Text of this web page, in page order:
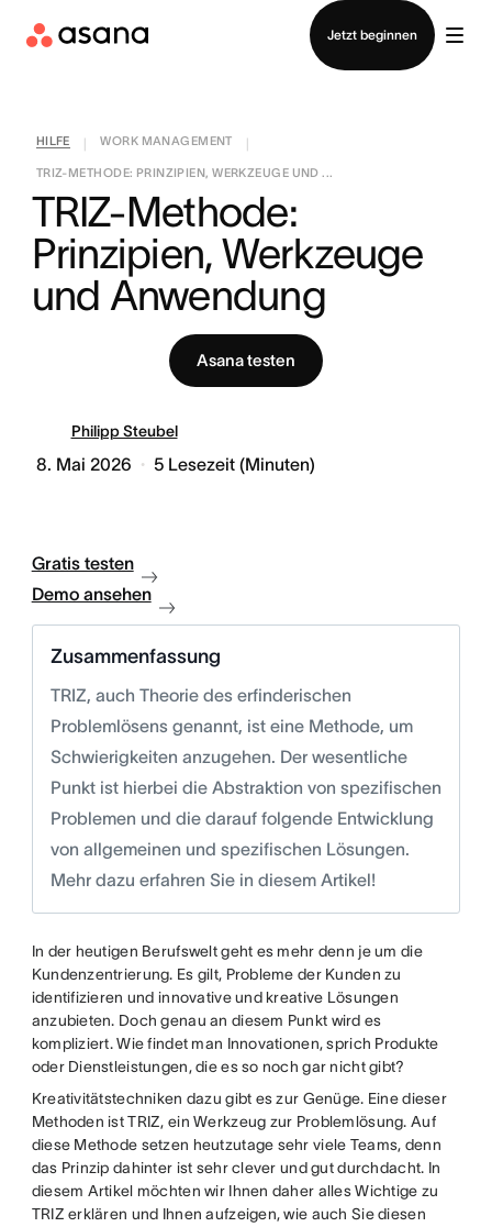
Jetzt beginnen
Vertrieb kontaktieren
HILFE WORK MANAGEMENT
TRIZ-METHODE: PRINZIPIEN, WERKZEUGE UND ...
TRIZ-Methode:
Prinzipien, Werkzeuge
und Anwendung
Asana testen
Philipp Steubel
8. Mai 2026 5 Lesezeit (Minuten)
Gratis testen
Demo ansehen
Zusammenfassung
TRIZ, auch Theorie des erfinderischen
Problemlösens genannt, ist eine Methode, um
Schwierigkeiten anzugehen. Der wesentliche
Punkt ist hierbei die Abstraktion von spezifischen
Problemen und die darauf folgende Entwicklung
von allgemeinen und spezifischen Lösungen.
Mehr dazu erfahren Sie in diesem Artikel!
In der heutigen Berufswelt geht es mehr denn je um die
Kundenzentrierung. Es gilt, Probleme der Kunden zu
identifizieren und innovative und kreative Lösungen
anzubieten. Doch genau an diesem Punkt wird es
kompliziert. Wie findet man Innovationen, sprich Produkte
oder Dienstleistungen, die es so noch gar nicht gibt?
Kreativitätstechniken dazu gibt es zur Genüge. Eine dieser
Methoden ist TRIZ, ein Werkzeug zur Problemlösung. Auf
diese Methode setzen heutzutage sehr viele Teams, denn
das Prinzip dahinter ist sehr clever und gut durchdacht. In
diesem Artikel möchten wir Ihnen daher alles Wichtige zu
TRIZ erklären und Ihnen aufzeigen, wie auch Sie diesen